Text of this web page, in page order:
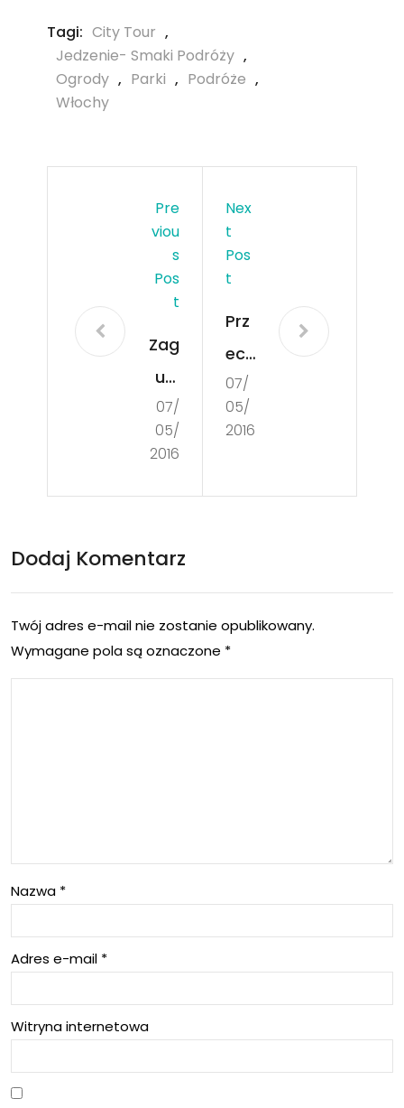
Tagi: City Tour ,
Jedzenie- Smaki Podróży ,
Ogrody , Parki , Podróże ,
Włochy
Pre
Viou
S
Pos
T
Zag
ubi
eni
w
cz.II
Mur
ła
nna
07/
05/
2016
Nex
T
Pos
T
Prz
eci
era
my
-
we
od
nia
i
tro
che
zim
07/
05/
2016
Dodaj Komentarz
Twój adres e-mail nie zostanie opublikowany.
Wymagane pola są oznaczone *
Nazwa *
Adres e-mail *
Witryna internetowa